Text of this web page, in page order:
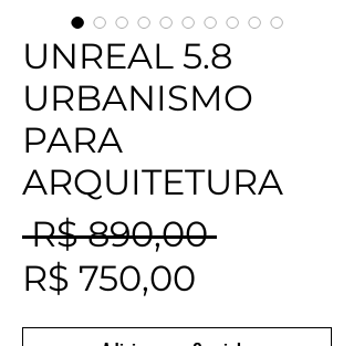
UNREAL 5.8
URBANISMO
PARA
ARQUITETURA
R$ 890,00 Preço
R$ 750,00